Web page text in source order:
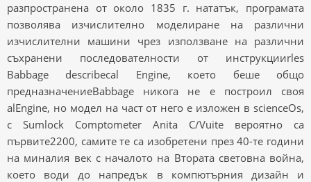
разпространена от около 1835 г. нататък, програмата
позволява изчислително моделиране на различни
изчислителни машини чрез използване на различни
съхранени последователности от инструкцииrles
Babbage describecal Engine, което беше общо
предназначениеBabbage никога не е построил своя
alEngine, но модел на част от него е изложен в scienceOs,
с Sumlock Comptometer Anita C/Vuite вероятно са
първите2200, самите те са изобретени през 40-те години
на миналия век с началото на Втората световна война,
което води до напредък в компютърния дизайн и